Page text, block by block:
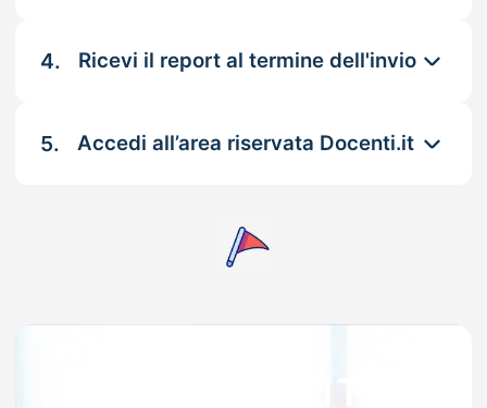
4. Ricevi il report al termine dell'invio
5. Accedi all’area riservata Docenti.it